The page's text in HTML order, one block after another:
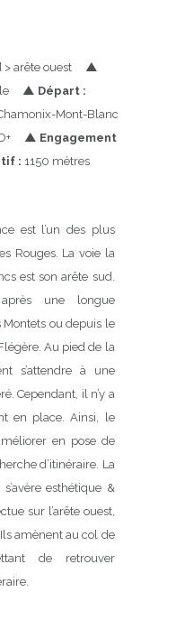
> arête ouest ▲
▲ Départ :
Mont-Blanc
▲ Engagement
: 1150 mètres
est l’un des plus
Rouges. La voie la
est son arête sud.
une longue
ou depuis le
Au pied de la
s’attendre à une
Cependant, il n’y a
en place. Ainsi, le
en pose de
d’itinéraire. La
esthétique &
sur l’arête ouest,
amènent au col de
de retrouver